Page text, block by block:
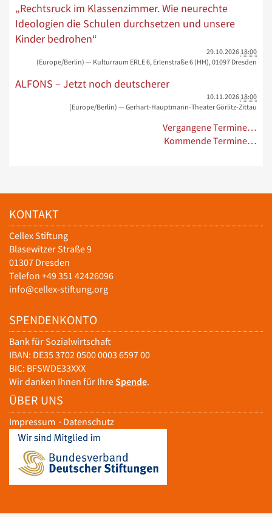
„Rechtsruck im Klassenzimmer. Wie neurechte
Ideologien die Schulen durchsetzen und unsere
Kinder bedrohen“
29.10.2026 18:00
(Europe/Berlin) — Kulturraum ERLE 6, Erlenstraße 6 (HH), 01097 Dresden
ALFONS – Jetzt noch deutscherer
10.11.2026 18:00
(Europe/Berlin) — Gerhart-Hauptmann-Theater Görlitz-Zittau
Vergangene Termine…
Kommende Termine…
KONTAKT
Cellex Stiftung
Blasewitzer Straße 9
01307 Dresden
Telefon +49 351 42426096
info@cellex-stiftung.org
SPENDENKONTO
Bank für Sozialwirtschaft
IBAN: DE35 3702 0500 0003 6597 00
BIC: BFSWDE33XXX
Wir danken Ihnen für IhreSpende.
ÜBER UNS
Impressum · Datenschutz